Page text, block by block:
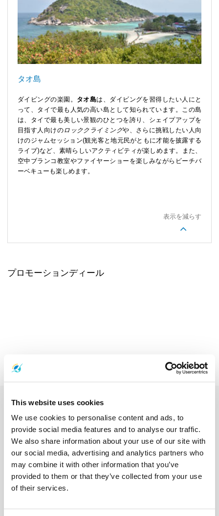
This website uses cookies
We use cookies to personalise content and ads, to
provide social media features and to analyse our traffic.
We also share information about your use of our site with
our social media, advertising and analytics partners who
may combine it with other information that you’ve
provided to them or that they’ve collected from your use
of their services.
タオ島
ダイビングの楽園。 タオ島は、ダイビングを習得したい人にと
って、タイで最も人気の高い島として知られています。この島
は、タイで最も美しい景観のひとつを誇り、シェイプアップを
目指す人向けのロッククライミングや、さらに挑戦したい人向
けのジャムセッション(観光客と地元民がともに才能を披露する
ライブ)など、素晴らしいアクティビティが楽しめます。また、
空中ブランコ教室やファイヤーショーを楽しみながらビーチバ
ーベキューも楽しめます。
表示を減らす
プロモーションディール